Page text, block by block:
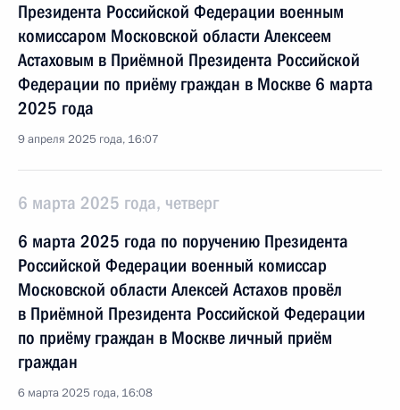
Президента Российской Федерации военным
комиссаром Московской области Алексеем
Астаховым в Приёмной Президента Российской
Федерации по приёму граждан в Москве 6 марта
2025 года
9 апреля 2025 года, 16:07
6 марта 2025 года, четверг
6 марта 2025 года по поручению Президента
Российской Федерации военный комиссар
Московской области Алексей Астахов провёл
в Приёмной Президента Российской Федерации
по приёму граждан в Москве личный приём
граждан
6 марта 2025 года, 16:08